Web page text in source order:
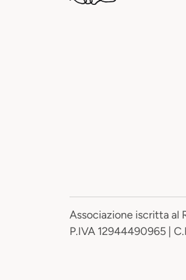
Associazione iscritta al
P.IVA 12944490965 |